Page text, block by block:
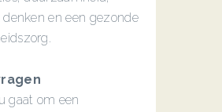
denken en een gezonde
gaat om een